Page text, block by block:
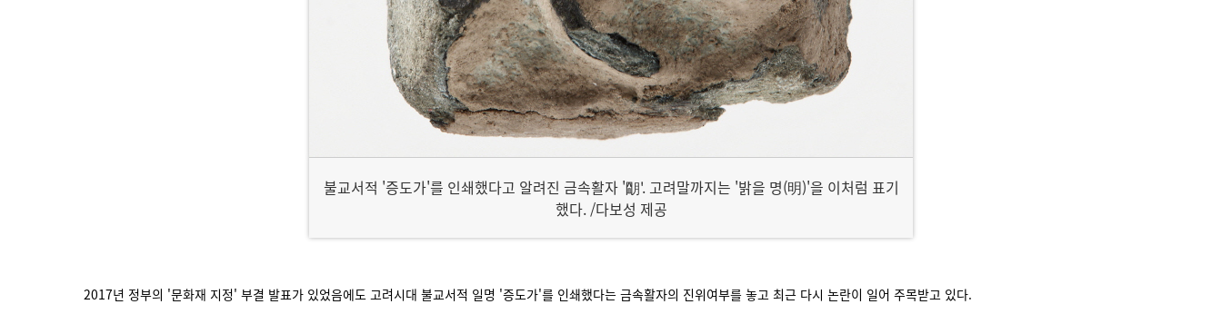
불교서적 '증도가'를 인쇄했다고 알려진 금속활자 '朙'. 고려말까지는 '밝을 명(明)'을 이처럼 표기
했다. /다보성 제공
2017년 정부의 '문화재 지정' 부결 발표가 있었음에도 고려시대 불교서적 일명 '증도가'를 인쇄했다는 금속활자의 진위여부를 놓고 최근 다시 논란이 일어 주목받고 있다.